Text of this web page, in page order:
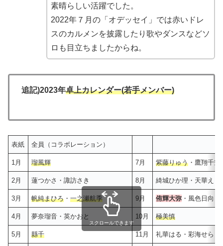
素晴らしい活躍でした。
2022年７月の「オデッセイ」では赤いドレ
スのカルメンを披露したり歌やダンスなどソ
ロも目立ちましたからね。
追記)2023年卓上カレンダー(若手メンバー)
表紙 全員（コラボレーション）
1月 瑠風輝 7月 紫藤りゅう ・鷹翔千空
2月 蓮つかさ・諏訪さき 8月 綺城ひか理・天華えま
3月 帆純まひろ ・一之瀬航季 9月 侑輝大弥 ・風色日向・
4月 夢奈瑠音・英かおと 10月 極美慎
5月 縣千 11月 礼華はる・彩海せら・
スクロールできます